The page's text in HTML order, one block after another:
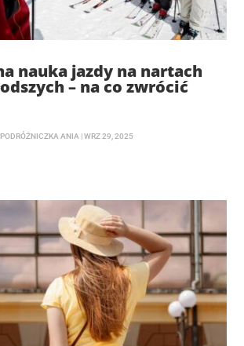
nauka jazdy na nartach
– na co zwrócić
PODRÓŻNICZKA ANIA |WRZ 29, 2025